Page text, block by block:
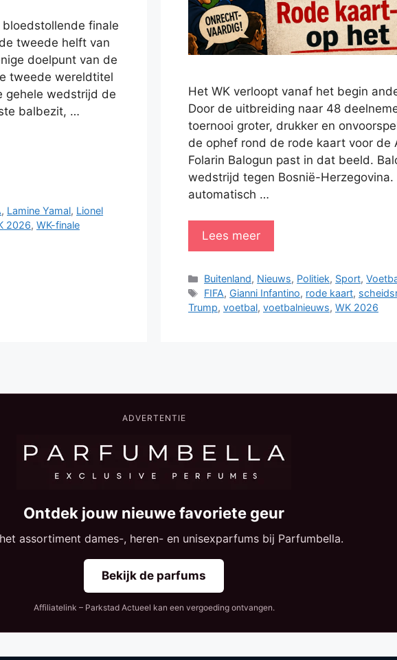
finale
tweede helft van
doelpunt van de
tweede wereldtitel
gehele wedstrijd de
balbezit, …
, Lamine Yamal, Lionel
2026, WK-finale
Het WK verloopt vanaf het begin
Door de uitbreiding naar 48
toernooi groter, drukker en
de ophef rond de rode kaart voor de
Folarin Balogun past in dat beeld.
wedstrijd tegen Bosnië-Herzegovina.
automatisch …
Lees meer
Categorieën
Buitenland, Nieuws, Politiek, Sport,
Tags
FIFA, Gianni Infantino, rode kaart,
Trump, voetbal, voetbalnieuws, WK 2026
ADVERTENTIE
Ontdek jouw nieuwe favoriete geur
assortiment dames-, heren- en unisexparfums bij Parfumbella.
Bekijk de parfums
Affiliatelink – Parkstad Actueel kan een vergoeding ontvangen.